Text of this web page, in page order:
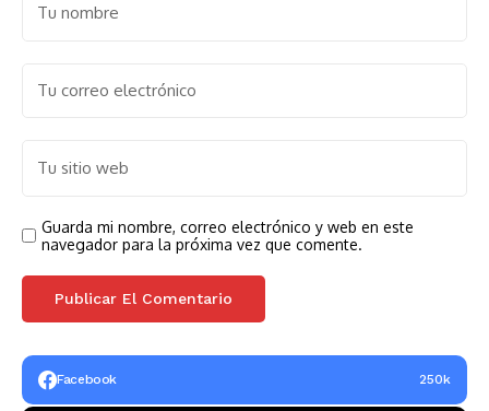
Guarda mi nombre, correo electrónico y web en este
navegador para la próxima vez que comente.
Facebook 250k